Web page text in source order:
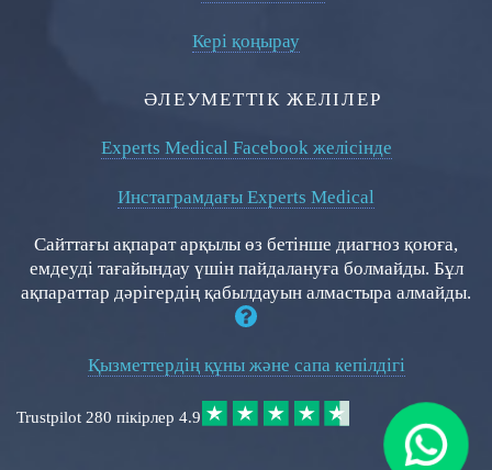
Кері қоңырау
ӘЛЕУМЕТТІК ЖЕЛІЛЕР
Experts Medical Facebook желісінде
Инстаграмдағы Experts Medical
Сайттағы ақпарат арқылы өз бетінше диагноз қоюға,
емдеуді тағайындау үшін пайдалануға болмайды. Бұл
ақпараттар дәрігердің қабылдауын алмастыра алмайды.
Қызметтердің құны және сапа кепілдігі
Trustpilot 280 пікірлер 4.9